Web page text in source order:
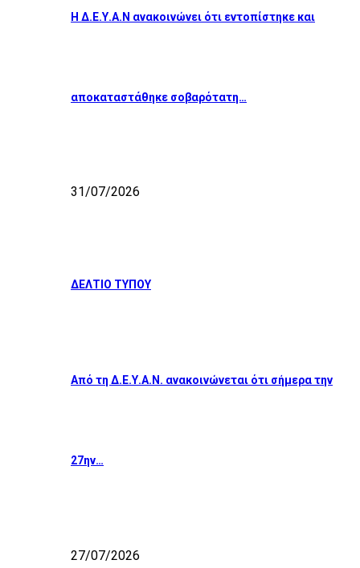
Η Δ.Ε.Υ.Α.Ν ανακοινώνει ότι εντοπίστηκε και
αποκαταστάθηκε σοβαρότατη…
31/07/2026
ΔΕΛΤΙΟ ΤΥΠΟΥ
Από τη Δ.Ε.Υ.Α.Ν. ανακοινώνεται ότι σήμερα την
27ην…
27/07/2026